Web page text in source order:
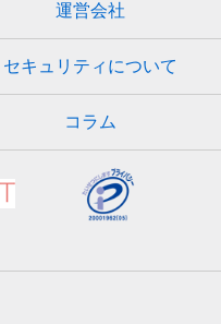
運営会社
セキュリティについて
コラム